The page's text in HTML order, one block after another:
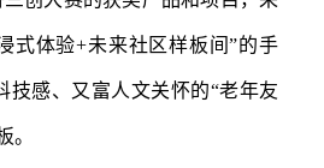
式体验+未来社区样板间”的手
技感、又富人文关怀的“老年友
。